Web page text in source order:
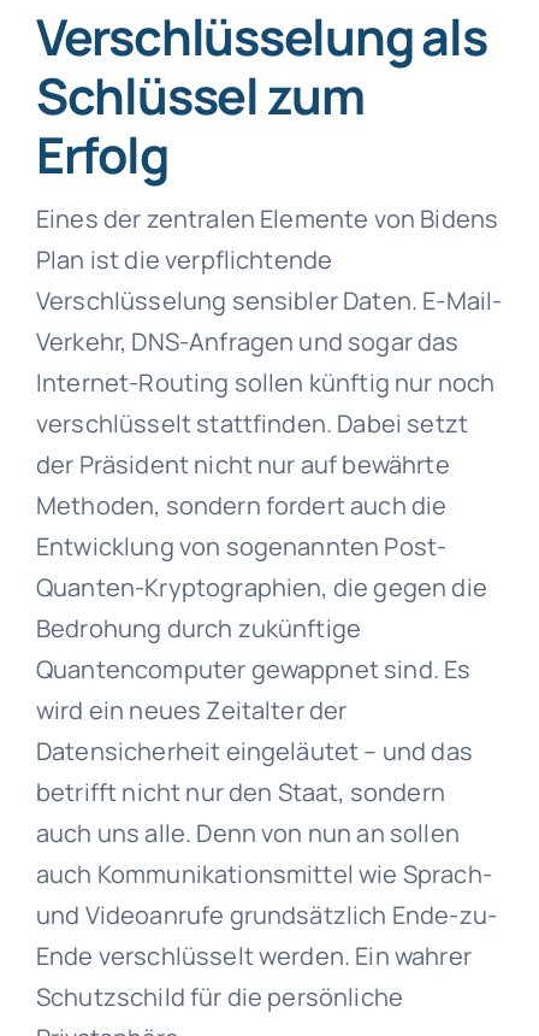
Verschlüsselung als
Schlüssel zum
Erfolg
Eines der zentralen Elemente von Bidens
Plan ist die verpflichtende
Verschlüsselung sensibler Daten. E-Mail-
Verkehr, DNS-Anfragen und sogar das
Internet-Routing sollen künftig nur noch
verschlüsselt stattfinden. Dabei setzt
der Präsident nicht nur auf bewährte
Methoden, sondern fordert auch die
Entwicklung von sogenannten Post-
Quanten-Kryptographien, die gegen die
Bedrohung durch zukünftige
Quantencomputer gewappnet sind. Es
wird ein neues Zeitalter der
Datensicherheit eingeläutet – und das
betrifft nicht nur den Staat, sondern
auch uns alle. Denn von nun an sollen
auch Kommunikationsmittel wie Sprach-
und Videoanrufe grundsätzlich Ende-zu-
Ende verschlüsselt werden. Ein wahrer
Schutzschild für die persönliche